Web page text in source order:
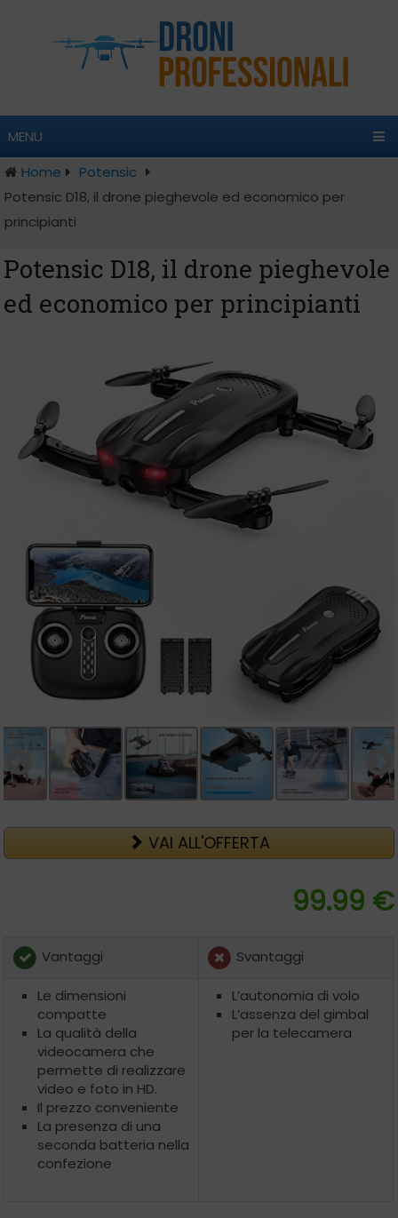
MENU
Home
Potensic
Potensic D18, il drone pieghevole ed economico per
principianti
Potensic D18, il drone pieghevole
ed economico per principianti
VAI ALL'OFFERTA
99.99 €
Vantaggi Svantaggi
Le dimensioni
compatte
La qualità della
videocamera che
permette di realizzare
video e foto in HD.
Il prezzo conveniente
La presenza di una
seconda batteria nella
confezione
L’autonomia di volo
L’assenza del gimbal
per la telecamera